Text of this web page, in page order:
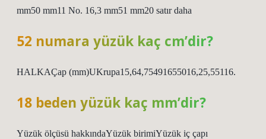
mm50 mm11 No. 16,3 mm51 mm20 satır daha
52 numara yüzük kaç cm’dir?
HALKAÇap (mm)UKrupa15,64,75491655016,25,55116.
18 beden yüzük kaç mm’dir?
Yüzük ölçüsü hakkındaYüzük birimiYüzük iç çapı